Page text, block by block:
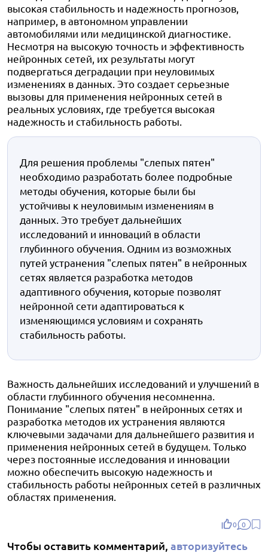
высокая стабильность и надежность прогнозов,
например, в автономном управлении
автомобилями или медицинской диагностике.
Несмотря на высокую точность и эффективность
нейронных сетей, их результаты могут
подвергаться деградации при неуловимых
изменениях в данных. Это создает серьезные
вызовы для применения нейронных сетей в
реальных условиях, где требуется высокая
надежность и стабильность работы.
Для решения проблемы "слепых пятен"
необходимо разработать более подробные
методы обучения, которые были бы
устойчивы к неуловимым изменениям в
данных. Это требует дальнейших
исследований и инноваций в области
глубинного обучения. Одним из возможных
путей устранения "слепых пятен" в нейронных
сетях является разработка методов
адаптивного обучения, которые позволят
нейронной сети адаптироваться к
изменяющимся условиям и сохранять
стабильность работы.
Важность дальнейших исследований и улучшений в
области глубинного обучения несомненна.
Понимание "слепых пятен" в нейронных сетях и
разработка методов их устранения являются
ключевыми задачами для дальнейшего развития и
применения нейронных сетей в будущем. Только
через постоянные исследования и инновации
можно обеспечить высокую надежность и
стабильность работы нейронных сетей в различных
областях применения.
0 0
Чтобы оставить комментарий, авторизуйтесь